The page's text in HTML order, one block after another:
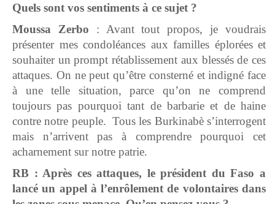
Quels sont vos sentiments à ce sujet ?
Moussa Zerbo : Avant tout propos, je voudrais
présenter mes condoléances aux familles éplorées et
souhaiter un prompt rétablissement aux blessés de ces
attaques. On ne peut qu’être consterné et indigné face
à une telle situation, parce qu’on ne comprend
toujours pas pourquoi tant de barbarie et de haine
contre notre peuple. Tous les Burkinabè s’interrogent
mais n’arrivent pas à comprendre pourquoi cet
acharnement sur notre patrie.
RB : Après ces attaques, le président du Faso a
lancé un appel à l’enrôlement de volontaires dans